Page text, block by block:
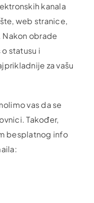
kanala
web stranice,
obrade
statusu i
za vašu
vas da se
Također,
besplatnog info